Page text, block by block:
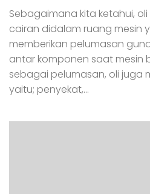
Sebagaimana kita ketahui,
cairan didalam ruang mesin
memberikan pelumasan
antar komponen saat mesin
sebagai pelumasan, oli juga
yaitu; penyekat,...